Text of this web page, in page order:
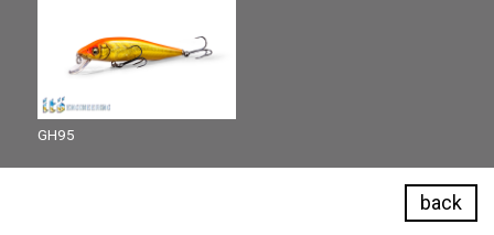
GH95
back